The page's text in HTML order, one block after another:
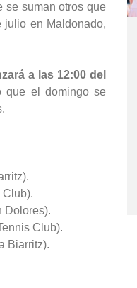
se suman otros que
julio en Maldonado,
a las 12:00 del
que el domingo se
Club).
Dolores).
Club).
Biarritz).